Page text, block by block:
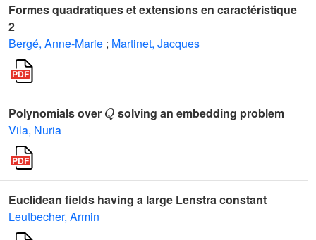
Formes quadratiques et extensions en caractéristique
2
Bergé, Anne-Marie ; Martinet, Jacques
Polynomials over
solving an embedding problem
Vila, Nuria
Euclidean fields having a large Lenstra constant
Leutbecher, Armin